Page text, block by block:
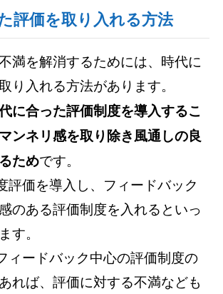
評価を取り入れる方法
満を解消するためには、時代に
り入れる方法があります。
に合った評価制度を導入するこ
ンネリ感を取り除き風通しの良
ためです。
評価を導入し、フィードバック
のある評価制度を入れるといっ
す。
ィードバック中心の評価制度の
れば、評価に対する不満なども